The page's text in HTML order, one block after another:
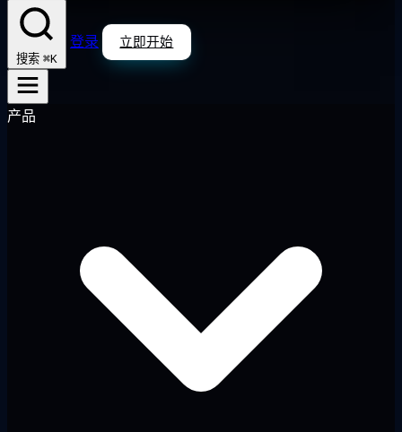
搜索 ⌘K
登录 立即开始
产品